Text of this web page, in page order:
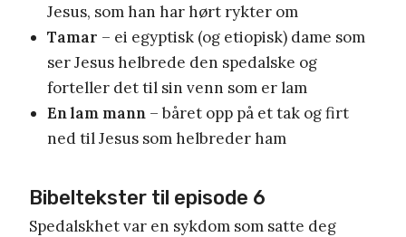
Jesus, som han har hørt rykter om
Tamar – ei egyptisk (og etiopisk) dame som
ser Jesus helbrede den spedalske og
forteller det til sin venn som er lam
En lam mann – båret opp på et tak og firt
ned til Jesus som helbreder ham
Bibeltekster til episode 6
Spedalskhet var en sykdom som satte deg